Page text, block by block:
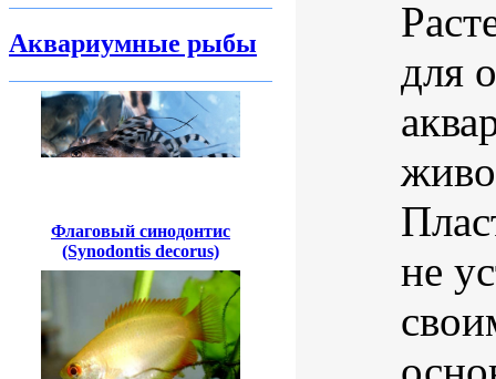
Аквариумные рыбы
Флаговый синодонтис
(Synodontis decorus)
для
не